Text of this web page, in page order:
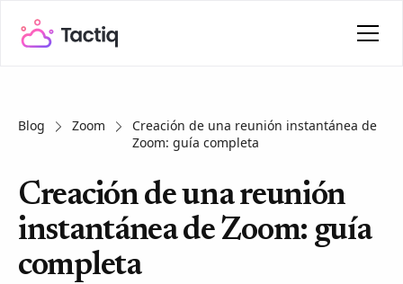
Blog Zoom
Creación de una reunión instantánea de
Zoom: guía completa
Creación de una reunión
instantánea de Zoom: guía
completa